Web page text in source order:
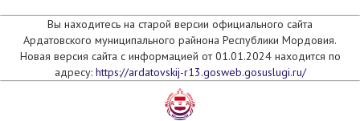
Вы находитесь на старой версии официального сайта
Ардатовского муниципального райнона Республики Мордовия.
Новая версия сайта с информацией от 01.01.2024 находится по
адресу: https://ardatovskij-r13.gosweb.gosuslugi.ru/